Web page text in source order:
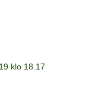
klo 18.17